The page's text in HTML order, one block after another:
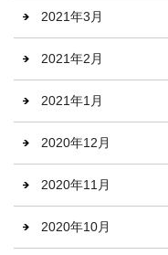
2021年3月
2021年2月
2021年1月
2020年12月
2020年11月
2020年10月